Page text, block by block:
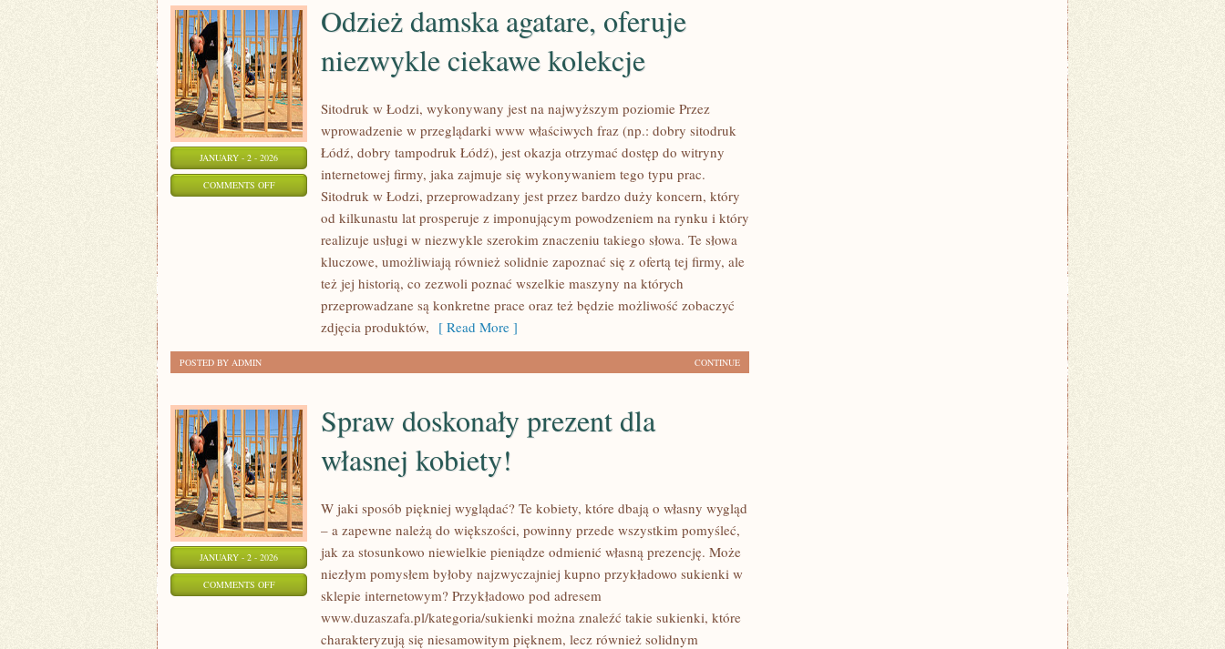
JANUARY - 2 - 2026
COMMENTS OFFON
Odzież damska agatare, oferuje
niezwykle ciekawe kolekcje
Sitodruk w Łodzi, wykonywany jest na najwyższym poziomie Przez
wprowadzenie w przeglądarki www właściwych fraz (np.: dobry sitodruk
Łódź, dobry tampodruk Łódź), jest okazja otrzymać dostęp do witryny
internetowej firmy, jaka zajmuje się wykonywaniem tego typu prac.
Sitodruk w Łodzi, przeprowadzany jest przez bardzo duży koncern, który
od kilkunastu lat prosperuje z imponującym powodzeniem na rynku i który
realizuje usługi w niezwykle szerokim znaczeniu takiego słowa. Te słowa
kluczowe, umożliwiają również solidnie zapoznać się z ofertą tej firmy, ale
też jej historią, co zezwoli poznać wszelkie maszyny na których
przeprowadzane są konkretne prace oraz też będzie możliwość zobaczyć
zdjęcia produktów, [ Read More ]
CONTINUE
POSTED BY ADMIN
JANUARY - 2 - 2026
COMMENTS OFFON
Spraw doskonały prezent dla
własnej kobiety!
W jaki sposób piękniej wyglądać? Te kobiety, które dbają o własny wygląd
– a zapewne należą do większości, powinny przede wszystkim pomyśleć,
jak za stosunkowo niewielkie pieniądze odmienić własną prezencję. Może
niezłym pomysłem byłoby najzwyczajniej kupno przykładowo sukienki w
sklepie internetowym? Przykładowo pod adresem
www.duzaszafa.pl/kategoria/sukienki można znaleźć takie sukienki, które
charakteryzują się niesamowitym pięknem, lecz również solidnym